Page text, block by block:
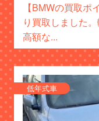
【BMWの買取
り買取しました
高額な...
低年式車